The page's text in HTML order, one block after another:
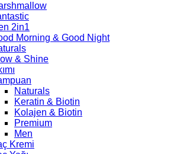
2in1
Morning & Good Night
& Shine
Naturals
Keratin & Biotin
Kolajen & Biotin
Premium
Men
Kremi